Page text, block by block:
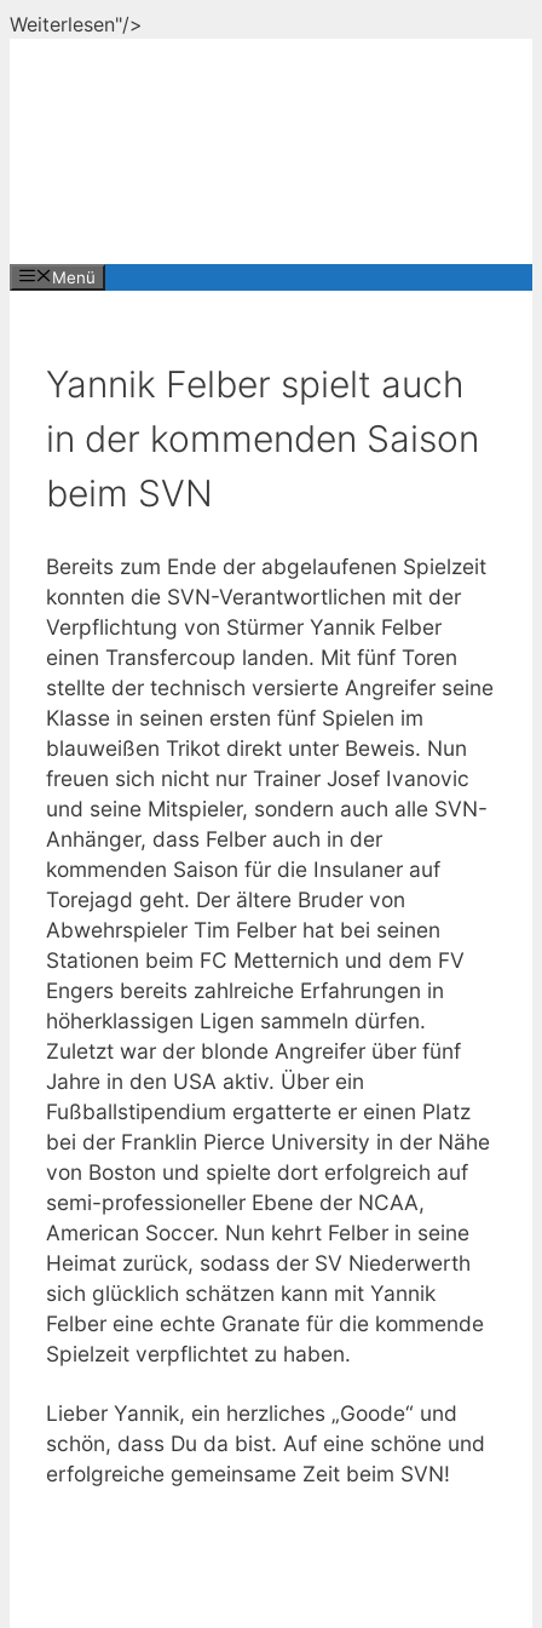
Weiterlesen"/>
Menü
Yannik Felber spielt auch
in der kommenden Saison
beim SVN
Bereits zum Ende der abgelaufenen Spielzeit
konnten die SVN-Verantwortlichen mit der
Verpflichtung von Stürmer Yannik Felber
einen Transfercoup landen. Mit fünf Toren
stellte der technisch versierte Angreifer seine
Klasse in seinen ersten fünf Spielen im
blauweißen Trikot direkt unter Beweis. Nun
freuen sich nicht nur Trainer Josef Ivanovic
und seine Mitspieler, sondern auch alle SVN-
Anhänger, dass Felber auch in der
kommenden Saison für die Insulaner auf
Torejagd geht. Der ältere Bruder von
Abwehrspieler Tim Felber hat bei seinen
Stationen beim FC Metternich und dem FV
Engers bereits zahlreiche Erfahrungen in
höherklassigen Ligen sammeln dürfen.
Zuletzt war der blonde Angreifer über fünf
Jahre in den USA aktiv. Über ein
Fußballstipendium ergatterte er einen Platz
bei der Franklin Pierce University in der Nähe
von Boston und spielte dort erfolgreich auf
semi-professioneller Ebene der NCAA,
American Soccer. Nun kehrt Felber in seine
Heimat zurück, sodass der SV Niederwerth
sich glücklich schätzen kann mit Yannik
Felber eine echte Granate für die kommende
Spielzeit verpflichtet zu haben.
Lieber Yannik, ein herzliches „Goode“ und
schön, dass Du da bist. Auf eine schöne und
erfolgreiche gemeinsame Zeit beim SVN!